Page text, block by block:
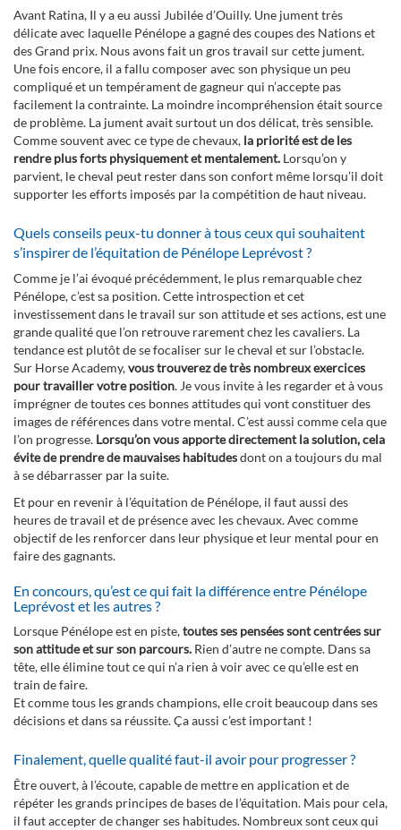
Avant Ratina, Il y a eu aussi Jubilée d’Ouilly. Une jument très
délicate avec laquelle Pénélope a gagné des coupes des Nations et
des Grand prix. Nous avons fait un gros travail sur cette jument.
Une fois encore, il a fallu composer avec son physique un peu
compliqué et un tempérament de gagneur qui n’accepte pas
facilement la contrainte. La moindre incompréhension était source
de problème. La jument avait surtout un dos délicat, très sensible.
Comme souvent avec ce type de chevaux, la priorité est de les
rendre plus forts physiquement et mentalement. Lorsqu’on y
parvient, le cheval peut rester dans son confort même lorsqu’il doit
supporter les efforts imposés par la compétition de haut niveau.
Quels conseils peux-tu donner à tous ceux qui souhaitent
s’inspirer de l’équitation de Pénélope Leprévost ?
Comme je l’ai évoqué précédemment, le plus remarquable chez
Pénélope, c’est sa position. Cette introspection et cet
investissement dans le travail sur son attitude et ses actions, est une
grande qualité que l’on retrouve rarement chez les cavaliers. La
tendance est plutôt de se focaliser sur le cheval et sur l’obstacle.
Sur Horse Academy,vous trouverez de très nombreux exercices
pour travailler votre position. Je vous invite à les regarder et à vous
imprégner de toutes ces bonnes attitudes qui vont constituer des
images de références dans votre mental. C’est aussi comme cela que
l’on progresse. Lorsqu’on vous apporte directement la solution, cela
évite de prendre de mauvaises habitudesdont on a toujours du mal
à se débarrasser par la suite.
Et pour en revenir à l’équitation de Pénélope, il faut aussi des
heures de travail et de présence avec les chevaux. Avec comme
objectif de les renforcer dans leur physique et leur mental pour en
faire des gagnants.
En concours, qu’est ce qui fait la différence entre Pénélope
Leprévost et les autres ?
Lorsque Pénélope est en piste,toutes ses pensées sont centrées sur
son attitude et sur son parcours. Rien d’autre ne compte. Dans sa
tête, elle élimine tout ce qui n’a rien à voir avec ce qu’elle est en
train de faire.
Et comme tous les grands champions, elle croit beaucoup dans ses
décisions et dans sa réussite. Ça aussi c’est important !
Finalement, quelle qualité faut-il avoir pour progresser ?
Être ouvert, à l’écoute, capable de mettre en application et de
répéter les grands principes de bases de l’équitation. Mais pour cela,
il faut accepter de changer ses habitudes. Nombreux sont ceux qui